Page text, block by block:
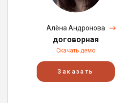
Алёна Андронова
договорная
Скачать демо
Заказать